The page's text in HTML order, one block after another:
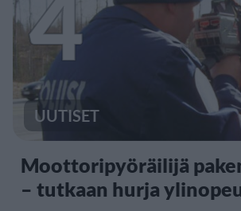
4
UUTISET
Moottoripyöräilijä
– tutkaan hurja